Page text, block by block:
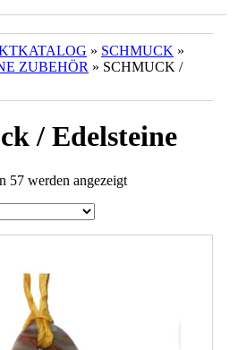
» SCHMUCK »
ZUBEHÖR » SCHMUCK /
/ Edelsteine
57 werden angezeigt